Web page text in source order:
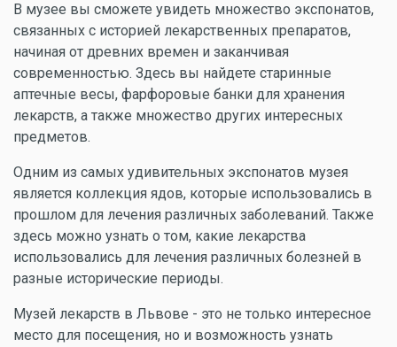
В музее вы сможете увидеть множество экспонатов,
связанных с историей лекарственных препаратов,
начиная от древних времен и заканчивая
современностью. Здесь вы найдете старинные
аптечные весы, фарфоровые банки для хранения
лекарств, а также множество других интересных
предметов.
Одним из самых удивительных экспонатов музея
является коллекция ядов, которые использовались в
прошлом для лечения различных заболеваний. Также
здесь можно узнать о том, какие лекарства
использовались для лечения различных болезней в
разные исторические периоды.
Музей лекарств в Львове - это не только интересное
место для посещения, но и возможность узнать